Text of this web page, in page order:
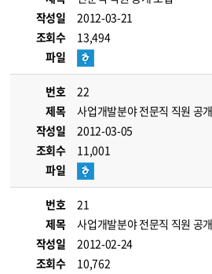
작성일
2012-03-21
조회수
13,494
파일
번호
22
제목
사업개발분야 전문직 직원 공
작성일
2012-03-05
조회수
11,001
파일
번호
21
제목
사업개발분야 전문직 직원 공
작성일
2012-02-24
조회수
10,762